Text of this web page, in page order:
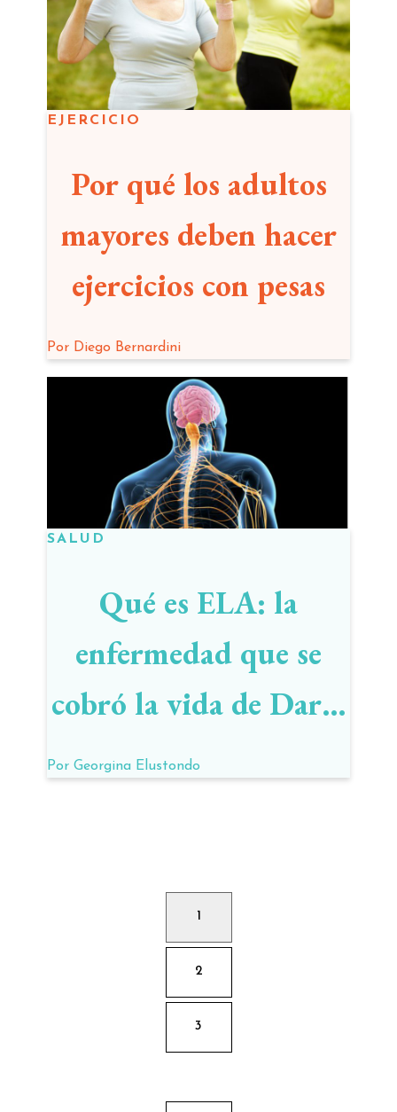
EJERCICIO
Por qué los adultos
mayores deben hacer
ejercicios con pesas
Por Diego Bernardini
SALUD
Qué es ELA: la
enfermedad que se
cobró la vida de Darío
Lopérfido
Por Georgina Elustondo
1
2
3